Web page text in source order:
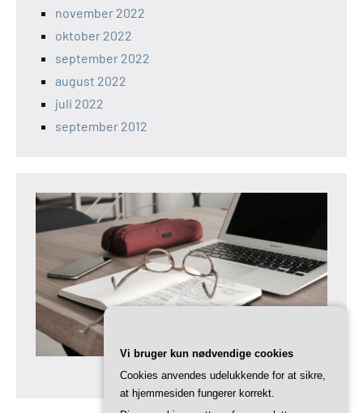
november 2022
oktober 2022
september 2022
august 2022
juli 2022
september 2012
Vi bruger kun nødvendige cookies
Cookies anvendes udelukkende for at sikre,
at hjemmesiden fungerer korrekt.